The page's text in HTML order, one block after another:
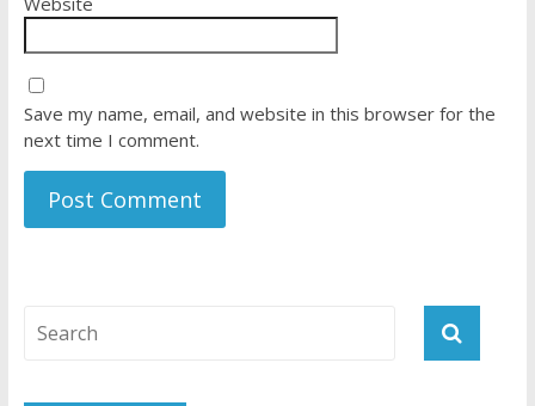
Save my name, email, and website in this browser for the
next time I comment.